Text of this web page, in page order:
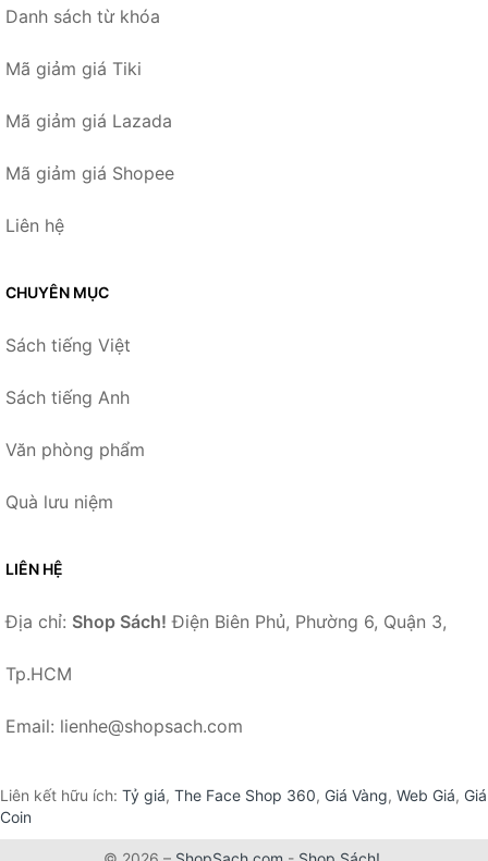
Danh sách từ khóa
Mã giảm giá Tiki
Mã giảm giá Lazada
Mã giảm giá Shopee
Liên hệ
CHUYÊN MỤC
Sách tiếng Việt
Sách tiếng Anh
Văn phòng phẩm
Quà lưu niệm
LIÊN HỆ
Địa chỉ: Shop Sách! Điện Biên Phủ, Phường 6, Quận 3,
Tp.HCM
Email: lienhe@shopsach.com
Liên kết hữu ích: Tỷ giá, The Face Shop 360, Giá Vàng, Web Giá, Giá
Coin